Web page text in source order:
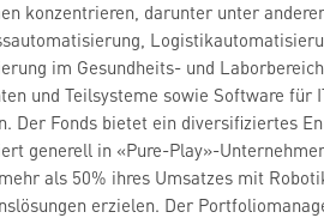
konzentrieren, darunter unter
im Gesundheits- und
und Teilsysteme sowie Software für
Der Fonds bietet ein diversifiziertes
generell in «Pure-Play»-
als 50% ihres Umsatzes mit
erzielen. Der